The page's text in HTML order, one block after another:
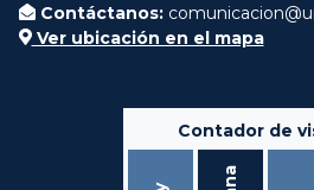
Contáctanos:
Ver ubicación en el mapa
Contador de